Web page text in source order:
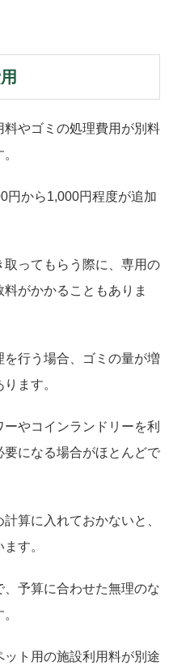
やゴミの処理費用が別料
円から1,000円程度が追加
取ってもらう際に、専用の
がかかることもありま
行う場合、ゴミの量が増
ます。
やコインランドリーを利
になる場合がほとんどで
算に入れておかないと、
す。
予算に合わせた無理のな
ト用の施設利用料が別途